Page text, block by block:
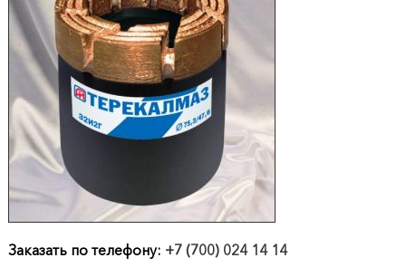
этаж,
605
офис
Главная
О
Каталог
продукции
Заказать по телефону: +7 (700) 024 14 14